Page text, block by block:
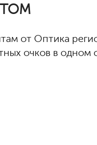
от Оптика
очков в одном